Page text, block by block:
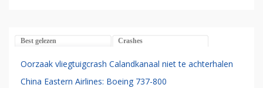
Best gelezen Crashes
Oorzaak vliegtuigcrash Calandkanaal niet te achterhalen
China Eastern Airlines: Boeing 737-800